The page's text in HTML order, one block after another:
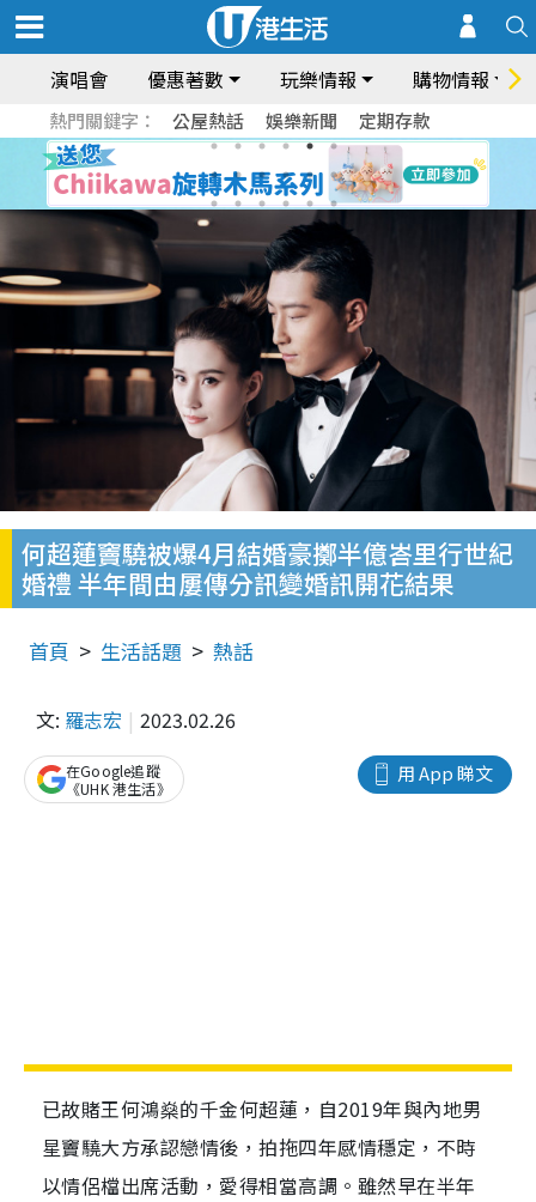
演唱會 優惠著數 玩樂情報 購物情報
熱門關鍵字： 公屋熱話 娛樂新聞 定期存款
何超蓮竇驍被爆4月結婚豪擲半億峇里行世紀
婚禮 半年間由屢傳分訊變婚訊開花結果
首頁 生活話題 熱話
文: 羅志宏 2023.02.26
用 App 睇文
在Google追蹤
《UHK 港生活》
已故賭王何鴻燊的千金何超蓮，自2019年與內地男
星竇驍大方承認戀情後，拍拖四年感情穩定，不時
以情侶檔出席活動，愛得相當高調。雖然早在半年